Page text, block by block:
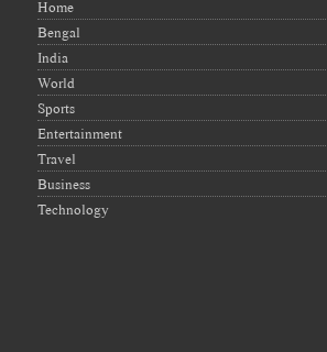
Home
Bengal
India
World
Sports
Entertainment
Travel
Business
Technology